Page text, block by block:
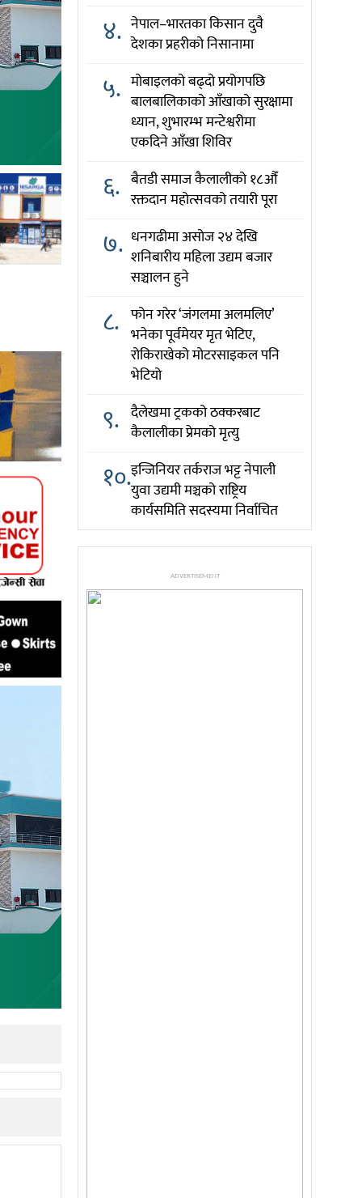
४. नेपाल–भारतका किसान दुवै
देशका प्रहरीको निसानामा
५. मोबाइलको बढ्दो प्रयोगपछि
बालबालिकाको आँखाको सुरक्षामा
ध्यान, शुभारम्भ मन्टेश्वरीमा
एकदिने आँखा शिविर
६. बैतडी समाज कैलालीको १८औँ
रक्तदान महोत्सवको तयारी पूरा
७. धनगढीमा असोज २४ देखि
शनिबारीय महिला उद्यम बजार
सञ्चालन हुने
८. फोन गरेर ‘जंगलमा अलमलिए’
भनेका पूर्वमेयर मृत भेटिए,
रोकिराखेको मोटरसाइकल पनि
भेटियो
९. दैलेखमा ट्रकको ठक्करबाट
कैलालीका प्रेमको मृत्यु
१०.इन्जिनियर तर्कराज भट्ट नेपाली
युवा उद्यमी मञ्चको राष्ट्रिय
कार्यसमिति सदस्यमा निर्वाचित
ADVERTISEMENT